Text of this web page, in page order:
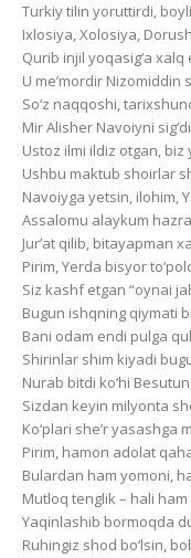
Turkiy tilin yoruttirdi,
Ixlosiya, Xolosiya,
Qurib injil yoqasig‘a
U me’mordir Nizomiddin
So‘z naqqoshi,
Mir Alisher Navoiyni
Ustoz ilmi ildiz otgan,
Ushbu maktub shoirlar
Navoiyga yetsin, ilohim,
Assalomu alaykum
Jur’at qilib, bitayapman
Pirim, Yerda bisyor
Siz kashf etgan “oynai
Bugun ishqning qiymati
Bani odam endi pulga
Shirinlar shim kiyadi
Nurab bitdi ko‘hi
Sizdan keyin milyonta
Ko‘plari she’r yasashga
Pirim, hamon adolat
Bulardan ham yomoni,
Mutloq tenglik – hali ham
Yaqinlashib bormoqda
Ruhingiz shod bo‘lsin,